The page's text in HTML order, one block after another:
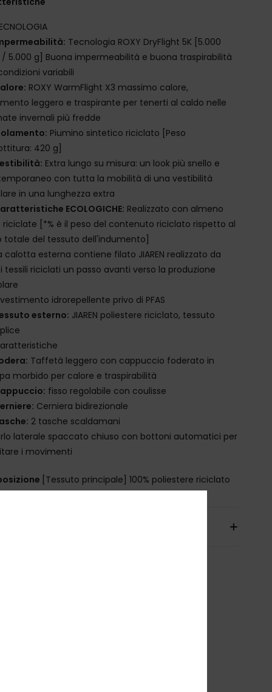
Tecnologia ROXY DryFlight 5K [5.000
5.000 g] Buona impermeabilità e buona traspirabilità
variabili
ROXY WarmFlight X3 massimo calore,
leggero e traspirante per tenerti al caldo nelle
invernali più fredde
Piumino sintetico riciclato [Peso
420 g]
Extra lungo su misura: un look più snello e
con tutta la mobilità di una vestibilità
in una lunghezza extra
ECOLOGICHE: Realizzato con almeno
riciclate [*% è il peso del contenuto riciclato rispetto al
totale del tessuto dell'indumento]
calotta esterna contiene filato JIAREN realizzato da
tessili riciclati un passo avanti verso la produzione
idrorepellente privo di PFAS
esterno: JIAREN poliestere riciclato, tessuto
Taffetà leggero con cappuccio foderato in
morbido per calore e traspirabilità
fisso regolabile con coulisse
Cerniera bidirezionale
2 tasche scaldamani
laterale spaccato chiuso con bottoni automatici per
i movimenti
[Tessuto principale] 100% poliestere riciclato